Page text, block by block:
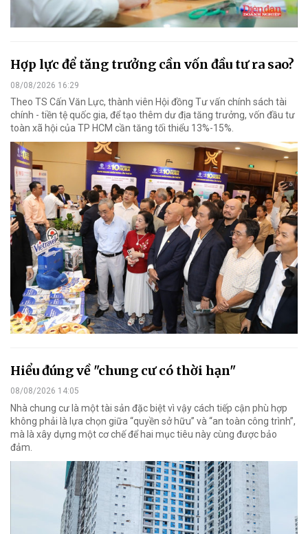
Hợp lực để tăng trưởng cần vốn đầu tư ra sao?
08/08/2026 16:29
Theo TS Cấn Văn Lực, thành viên Hội đồng Tư vấn chính sách tài
chính - tiền tệ quốc gia, để tạo thêm dư địa tăng trưởng, vốn đầu tư
toàn xã hội của TP HCM cần tăng tối thiểu 13%-15%.
Hiểu đúng về "chung cư có thời hạn"
08/08/2026 14:05
Nhà chung cư là một tài sản đặc biệt vì vậy cách tiếp cận phù hợp
không phải là lựa chọn giữa “quyền sở hữu” và “an toàn công trình”,
mà là xây dựng một cơ chế để hai mục tiêu này cùng được bảo
đảm.